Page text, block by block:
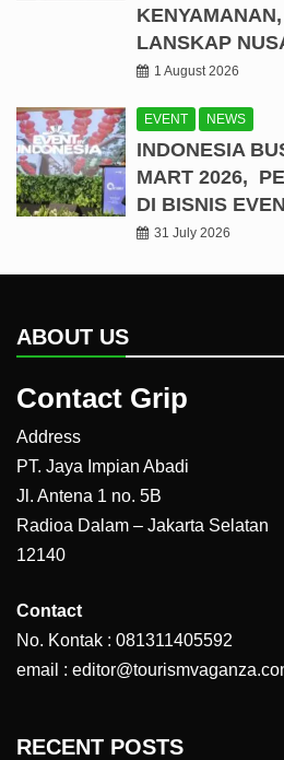
LANSKAP
1 August 2026
EVENT NEWS
INDONESIA
MART 2026,
DI BISNIS
31 July 2026
ABOUT US
Contact Grip
Address
PT. Jaya Impian Abadi
Jl. Antena 1 no. 5B
Radioa Dalam – Jakarta Selatan
12140
Contact
No. Kontak : 081311405592
email :
RECENT POSTS